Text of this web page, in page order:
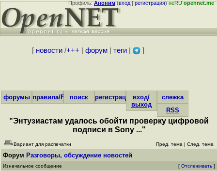
Профиль:Аноним(вход|регистрация)неRUopennet.me
[ новости/+++ форум| теги| ]
форумы правила/FAQпоиск регистрациявход/
выход
слежка
RSS
"Энтузиастам удалось обойти проверку цифровой
подписи в Sony ..."
Вариант для распечатки Пред. тема | След. тема
Форум Разговоры, обсуждение новостей
Изначальное сообщение [ Отслеживать ]